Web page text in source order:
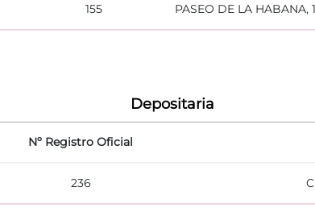
155 PASEO DE LA HABANA,
Depositaria
Nº Registro Oficial
236